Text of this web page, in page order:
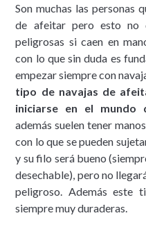
Son muchas las personas
de afeitar pero esto no
peligrosas si caen en
con lo que sin duda es
empezar siempre con
tipo de navajas de
iniciarse en el mundo
además suelen tener
con lo que se pueden
y su filo será bueno
desechable), pero no
peligroso. Además este
siempre muy duraderas.